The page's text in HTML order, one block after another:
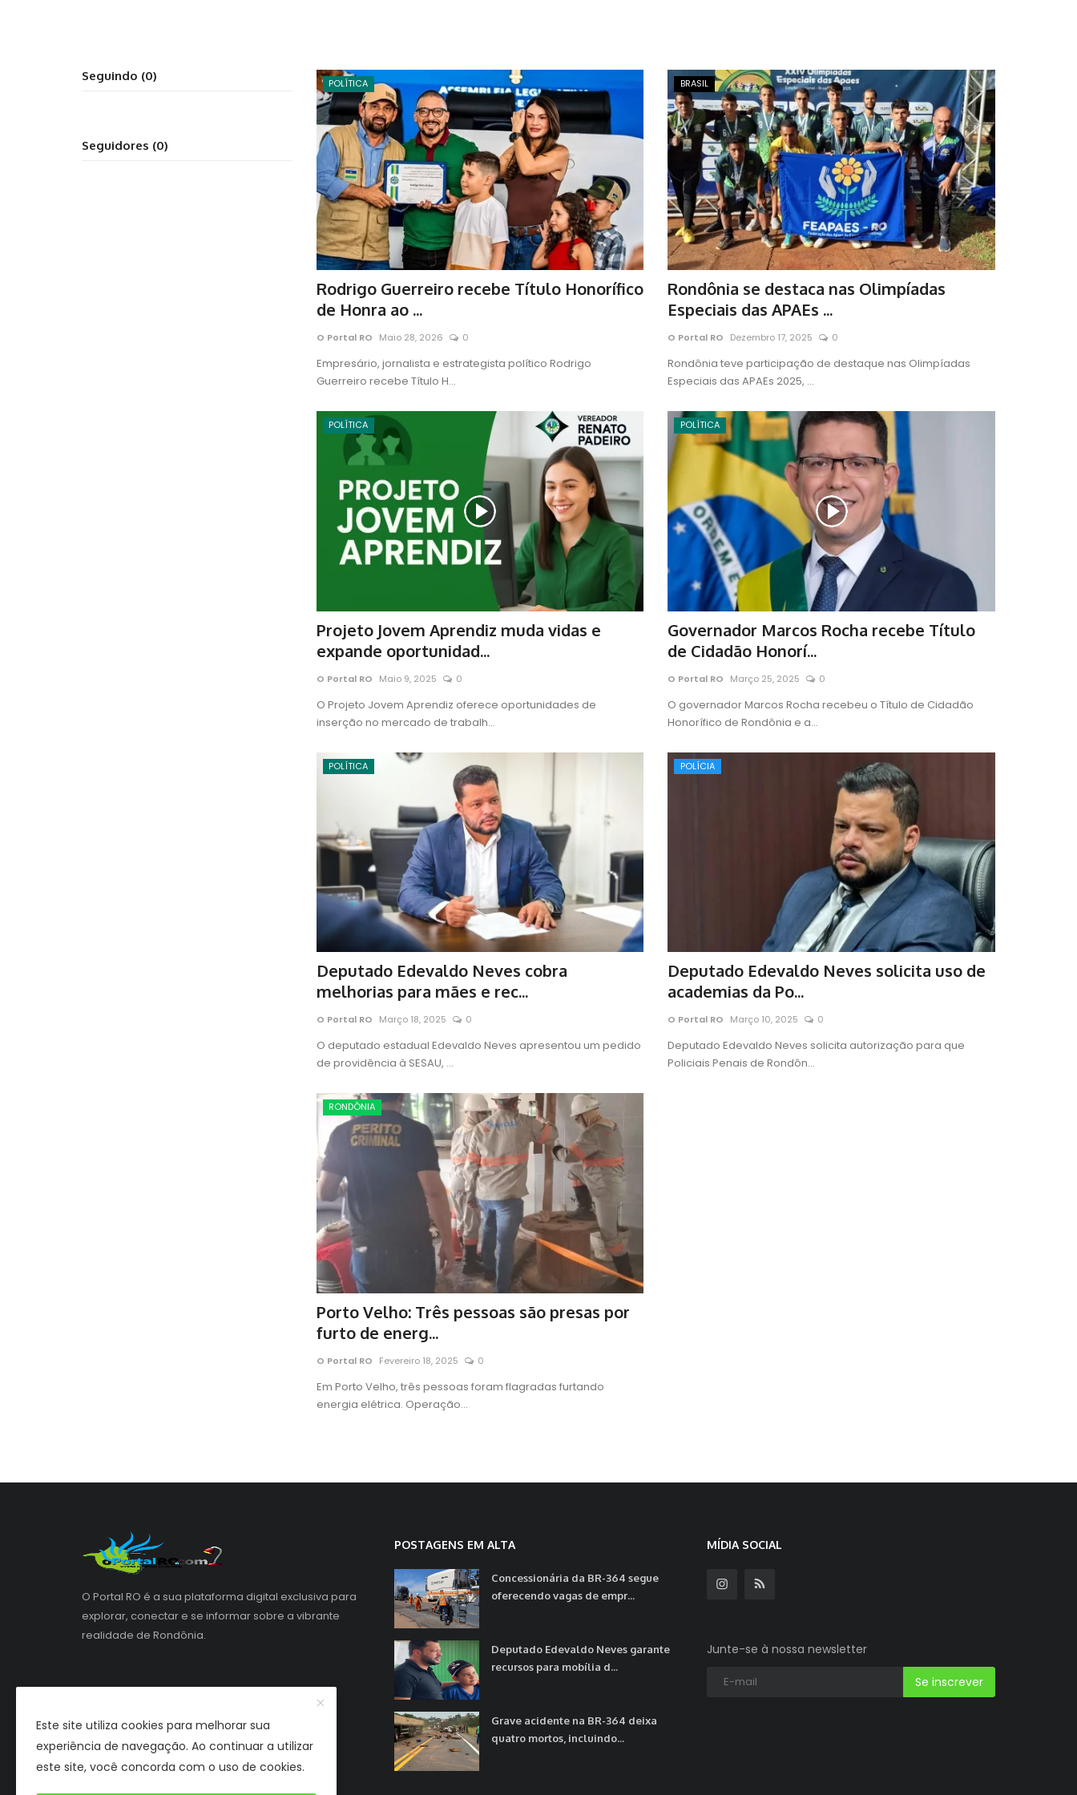
Seguindo (0)
Seguidores (0)
POLÍTICA
Rodrigo Guerreiro recebe Título Honorífico
de Honra ao ...
O Portal RO Maio 28, 2026 0
Empresário, jornalista e estrategista político Rodrigo
Guerreiro recebe Título H...
BRASIL
Rondônia se destaca nas Olimpíadas
Especiais das APAEs ...
O Portal RO Dezembro 17, 2025 0
Rondônia teve participação de destaque nas Olimpíadas
Especiais das APAEs 2025, ...
POLÍTICA
Projeto Jovem Aprendiz muda vidas e
expande oportunidad...
O Portal RO Maio 9, 2025 0
O Projeto Jovem Aprendiz oferece oportunidades de
inserção no mercado de trabalh...
POLÍTICA
Governador Marcos Rocha recebe Título
de Cidadão Honorí...
O Portal RO Março 25, 2025 0
O governador Marcos Rocha recebeu o Título de Cidadão
Honorífico de Rondônia e a...
POLÍTICA
Deputado Edevaldo Neves cobra
melhorias para mães e rec...
O Portal RO Março 18, 2025 0
O deputado estadual Edevaldo Neves apresentou um pedido
de providência à SESAU, ...
POLÍCIA
Deputado Edevaldo Neves solicita uso de
academias da Po...
O Portal RO Março 10, 2025 0
Deputado Edevaldo Neves solicita autorização para que
Policiais Penais de Rondôn...
RONDÔNIA
Porto Velho: Três pessoas são presas por
furto de energ...
O Portal RO Fevereiro 18, 2025 0
Em Porto Velho, três pessoas foram flagradas furtando
energia elétrica. Operação...
O Portal RO é a sua plataforma digital exclusiva para
explorar, conectar e se informar sobre a vibrante
realidade de Rondônia.
POSTAGENS EM ALTA
Concessionária da BR-364 segue
oferecendo vagas de empr...
Deputado Edevaldo Neves garante
recursos para mobília d...
Grave acidente na BR-364 deixa
quatro mortos, incluindo...
MÍDIA SOCIAL
Junte-se à nossa newsletter
Se inscrever
Este site utiliza cookies para melhorar sua
experiência de navegação. Ao continuar a utilizar
este site, você concorda com o uso de cookies.